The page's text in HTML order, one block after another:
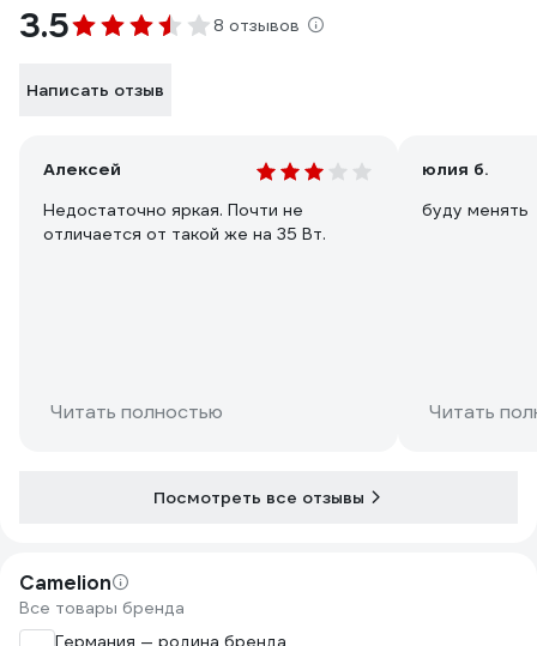
3.5 8 отзывов
Написать отзыв
Алексей
Недостаточно яркая. Почти не
отличается от такой же на 35 Вт.
Читать полностью
юлия б.
буду менять
Читать
Посмотреть все отзывы
Camelion
Все товары бренда
Германия — родина бренда